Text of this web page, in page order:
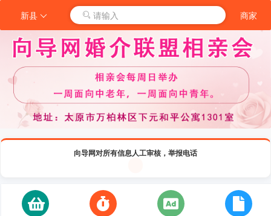
新县 请输入 商家
向导网对所有信息人工审核，举报电话